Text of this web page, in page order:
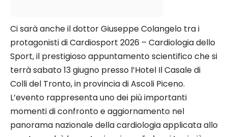
Ci sarà anche il dottor Giuseppe Colangelo tra i
protagonisti di Cardiosport 2026 – Cardiologia dello
Sport, il prestigioso appuntamento scientifico che si
terrà sabato 13 giugno presso l’Hotel Il Casale di
Colli del Tronto, in provincia di Ascoli Piceno.
L’evento rappresenta uno dei più importanti
momenti di confronto e aggiornamento nel
panorama nazionale della cardiologia applicata allo